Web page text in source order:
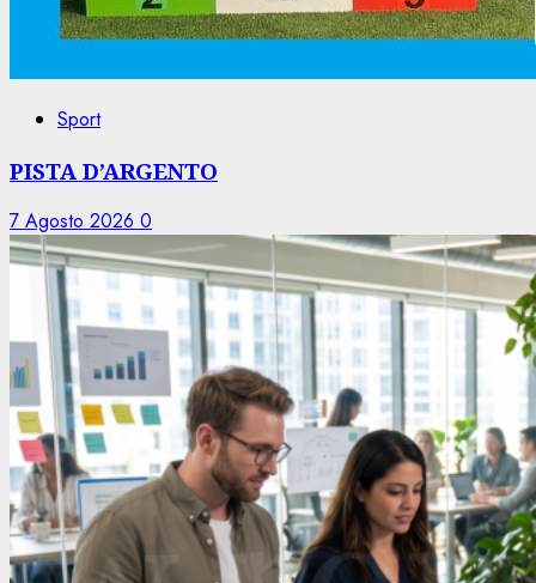
Sport
PISTA D’ARGENTO
7 Agosto 2026 0